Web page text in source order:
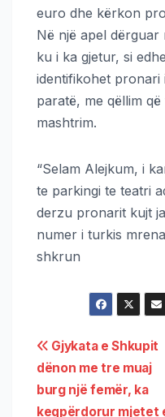
euro dhe kërkon
Në një apel dërguar
ku i ka gjetur, si
identifikohet pronari
paratë, me qëllim
mashtrim.
“Selam Alejkum, i
te parkingi te teatri
derzu pronarit kujt
numer i turkis
shkrun
Gjykata e Shkupit
dënon me tre muaj
burg një femër, ka
keqpërdorur mjetet